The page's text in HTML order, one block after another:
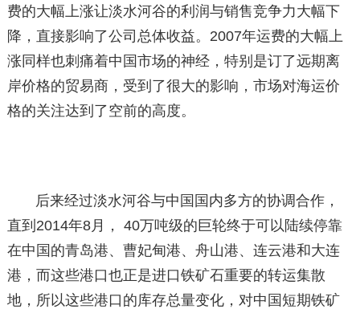
费的大幅上涨让淡水河谷的利润与销售竞争力大幅下
降，直接影响了公司总体收益。2007年运费的大幅上
涨同样也刺痛着中国市场的神经，特别是订了远期离
岸价格的贸易商，受到了很大的影响，市场对海运价
格的关注达到了空前的高度。
后来经过淡水河谷与中国国内多方的协调合作，
直到2014年8月， 40万吨级的巨轮终于可以陆续停靠
在中国的青岛港、曹妃甸港、舟山港、连云港和大连
港，而这些港口也正是进口铁矿石重要的转运集散
地，所以这些港口的库存总量变化，对中国短期铁矿